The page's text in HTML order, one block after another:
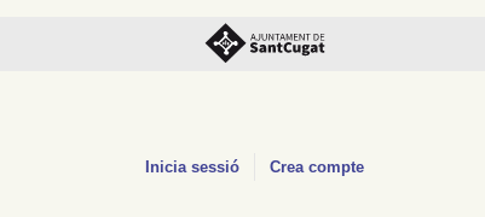
Inicia sessió Crea compte